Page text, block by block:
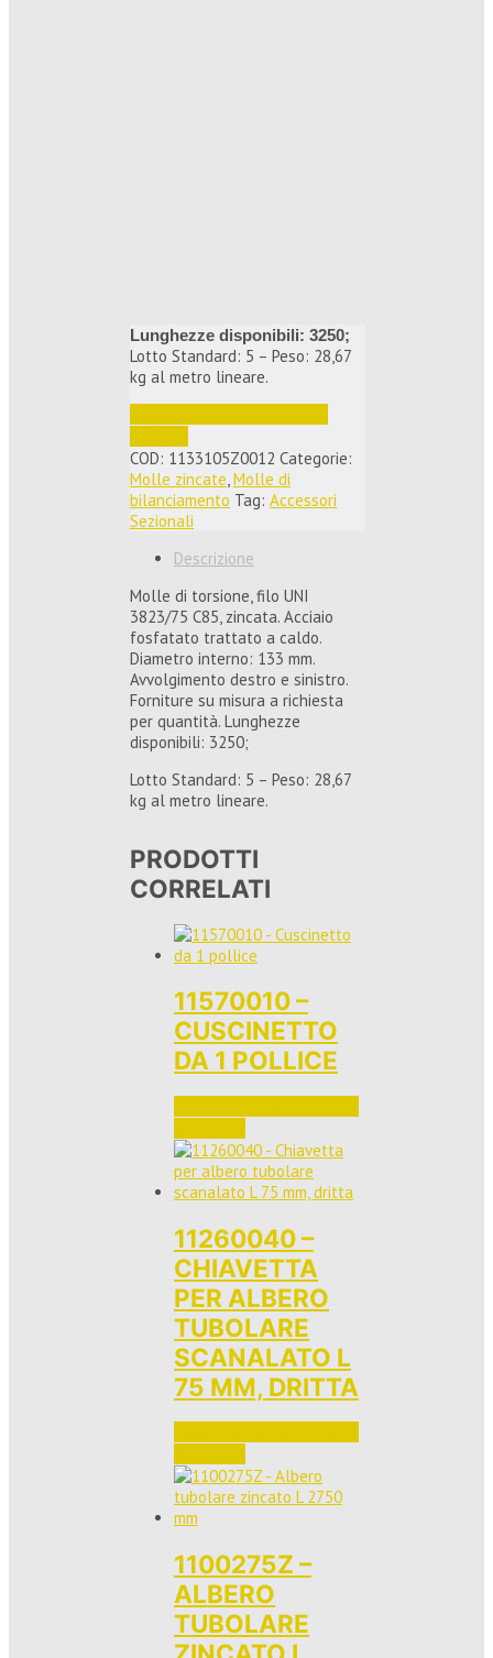
Lunghezze disponibili: 3250;
Lotto Standard: 5 – Peso: 28,67
kg al metro lineare.
COD: 1133105Z0012 Categorie:
Molle zincate,Molle di
bilanciamento Tag: Accessori
Sezionali
Descrizione
Molle di torsione, filo UNI
3823/75 C85, zincata. Acciaio
fosfatato trattato a caldo.
Diametro interno: 133 mm.
Avvolgimento destro e sinistro.
Forniture su misura a richiesta
per quantità. Lunghezze
disponibili: 3250;
Lotto Standard: 5 – Peso: 28,67
kg al metro lineare.
PRODOTTI
CORRELATI
11570010 –
CUSCINETTO
DA 1 POLLICE
11260040 –
CHIAVETTA
PER ALBERO
TUBOLARE
SCANALATO L
75 MM, DRITTA
1100275Z –
ALBERO
TUBOLARE